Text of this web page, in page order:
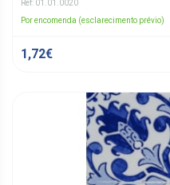
Ref: 01.01.0020
Por encomenda (esclarecimento prévio)
1,72€